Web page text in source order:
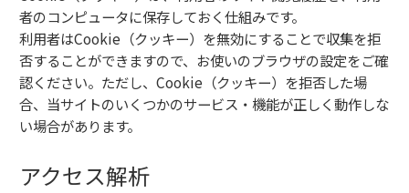
者のコンピュータに保存しておく仕組みです。
利用者はCookie（クッキー）を無効にすることで収集を拒
否することができますので、お使いのブラウザの設定をご確
認ください。ただし、Cookie（クッキー）を拒否した場
合、当サイトのいくつかのサービス・機能が正しく動作しな
い場合があります。
アクセス解析